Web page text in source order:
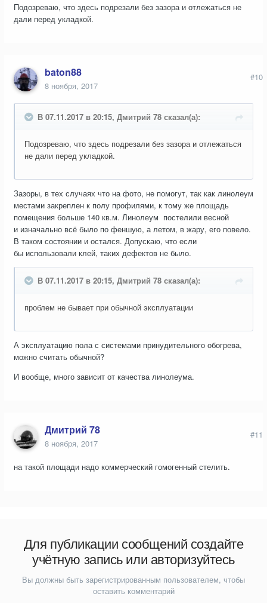
Подозреваю, что здесь подрезали без зазора и отлежаться не
дали перед укладкой.
baton88
8 ноября, 2017
#10
В 07.11.2017 в 20:15, Дмитрий 78 сказал(а):
Подозреваю, что здесь подрезали без зазора и отлежаться
не дали перед укладкой.
Зазоры, в тех случаях что на фото, не помогут, так как линолеум
местами закреплен к полу профилями, к тому же площадь
помещения больше 140 кв.м. Линолеум постелили весной
и изначально всё было по феншую, а летом, в жару, его повело.
В таком состоянии и остался. Допускаю, что если
бы использовали клей, таких дефектов не было.
В 07.11.2017 в 20:15, Дмитрий 78 сказал(а):
проблем не бывает при обычной эксплуатации
А эксплуатацию пола с системами принудительного обогрева,
можно считать обычной?
И вообще, много зависит от качества линолеума.
Дмитрий 78
8 ноября, 2017
#11
на такой площади надо коммерческий гомогенный стелить.
Для публикации сообщений создайте
учётную запись или авторизуйтесь
Вы должны быть зарегистрированным пользователем, чтобы
оставить комментарий